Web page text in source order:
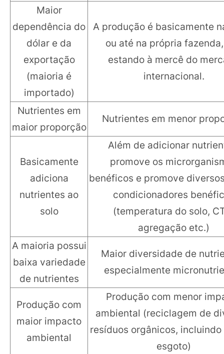
Maior
dependência do
dólar e da
exportação
(maioria é
importado)
A produção é basicamente
ou até na própria
estando à mercê do
internacional.
Nutrientes em
maior proporção
Nutrientes em menor
Basicamente
adiciona
nutrientes ao
solo
Além de adicionar
promove os
benéficos e promove
condicionadores
(temperatura do solo,
agregação etc.)
A maioria possui
baixa variedade
de nutrientes
Maior diversidade de
especialmente
Produção com
maior impacto
ambiental
Produção com menor
ambiental (reciclagem de
resíduos orgânicos,
esgoto)